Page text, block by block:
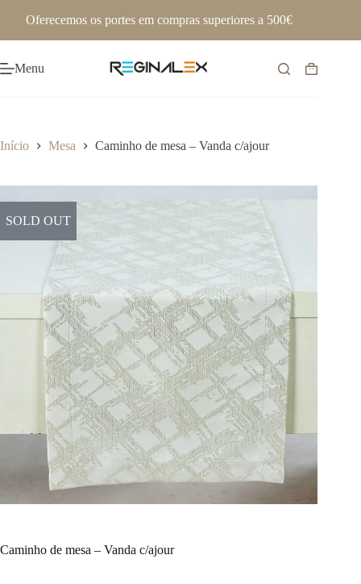
Oferecemos os portes em compras superiores a 500€
Menu
Carrinho
Início Mesa Caminho de mesa – Vanda c/ajour
SOLD OUT
Caminho de mesa – Vanda c/ajour